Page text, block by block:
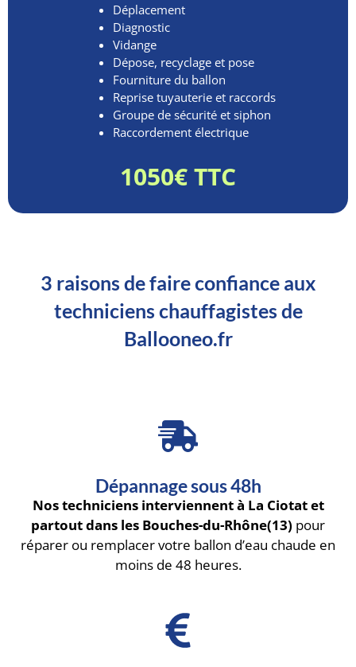
Déplacement
Diagnostic
Vidange
Dépose, recyclage et pose
Fourniture du ballon
Reprise tuyauterie et raccords
Groupe de sécurité et siphon
Raccordement électrique
1050€ TTC
3 raisons de faire confiance aux
techniciens chauffagistes de
Ballooneo.fr
Dépannage sous 48h
Nos techniciens interviennent à La Ciotat et
partout dans les Bouches-du-Rhône(13) pour
réparer ou remplacer votre ballon d’eau chaude en
moins de 48 heures.